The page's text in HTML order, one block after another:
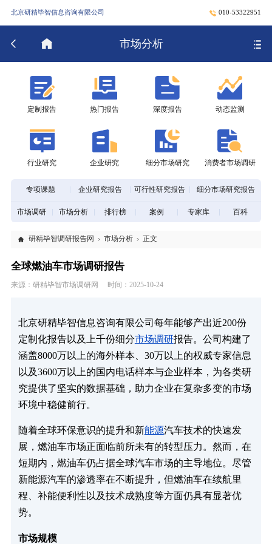
北京研精毕智信息咨询有限公司 010-53322951
市场分析
定制报告 热门报告 深度报告 动态监测
行业研究 企业研究 细分市场研究 消费者市场调研
专项课题 企业研究报告 可行性研究报告 细分市场研究报告
市场调研 市场分析 排行榜 案例 专家库 百科
研精毕智调研报告网 市场分析 正文
全球燃油车市场调研报告
来源：研精毕智市场调研网 时间：2025-10-24
北京研精毕智信息咨询有限公司每年能够产出近200份
定制化报告以及上千份细分市场调研报告。公司构建了
涵盖8000万以上的海外样本、30万以上的权威专家信息
以及3600万以上的国内电话样本与企业样本，为各类研
究提供了坚实的数据基础，助力企业在复杂多变的市场
环境中稳健前行。
随着全球环保意识的提升和新能源汽车技术的快速发
展，燃油车市场正面临前所未有的转型压力。然而，在
短期内，燃油车仍占据全球汽车市场的主导地位。尽管
新能源汽车的渗透率在不断提升，但燃油车在续航里
程、补能便利性以及技术成熟度等方面仍具有显著优
势。
市场规模